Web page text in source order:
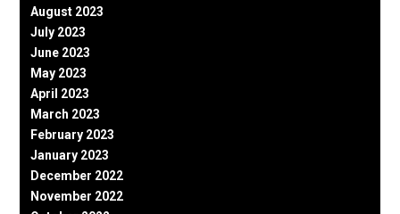
August 2023
July 2023
June 2023
May 2023
April 2023
March 2023
February 2023
January 2023
December 2022
November 2022